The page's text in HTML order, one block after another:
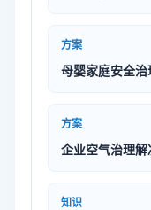
方案
母婴家庭安全治
方案
企业空气治理解
知识